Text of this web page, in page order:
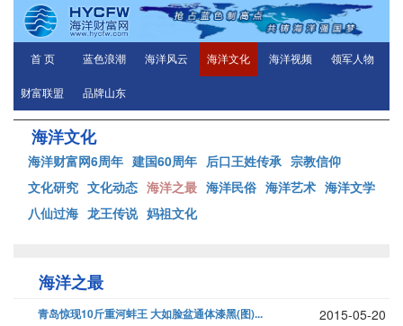
首 页 蓝色浪潮 海洋风云 海洋文化 海洋视频 领军人物
财富联盟 品牌山东
海洋文化
海洋财富网6周年 建国60周年 后口王姓传承 宗教信仰
文化研究 文化动态 海洋之最 海洋民俗 海洋艺术 海洋文学
八仙过海 龙王传说 妈祖文化
海洋之最
青岛惊现10斤重河蚌王 大如脸盆通体漆黑(图)... 2015-05-20